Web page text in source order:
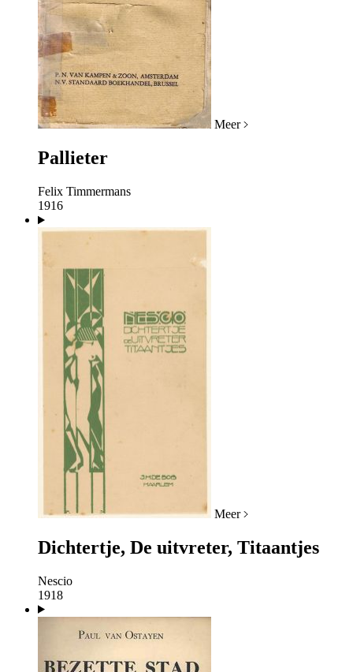
Meer
Pallieter
Felix Timmermans
1916
Meer
Dichtertje, De uitvreter, Titaantjes
Nescio
1918